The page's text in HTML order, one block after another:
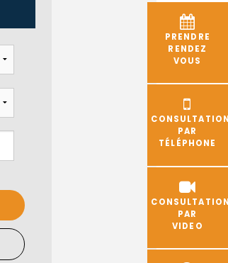
PRENDRE
RENDEZ
VOUS
PAR
TÉLÉPHONE
PAR
VIDEO